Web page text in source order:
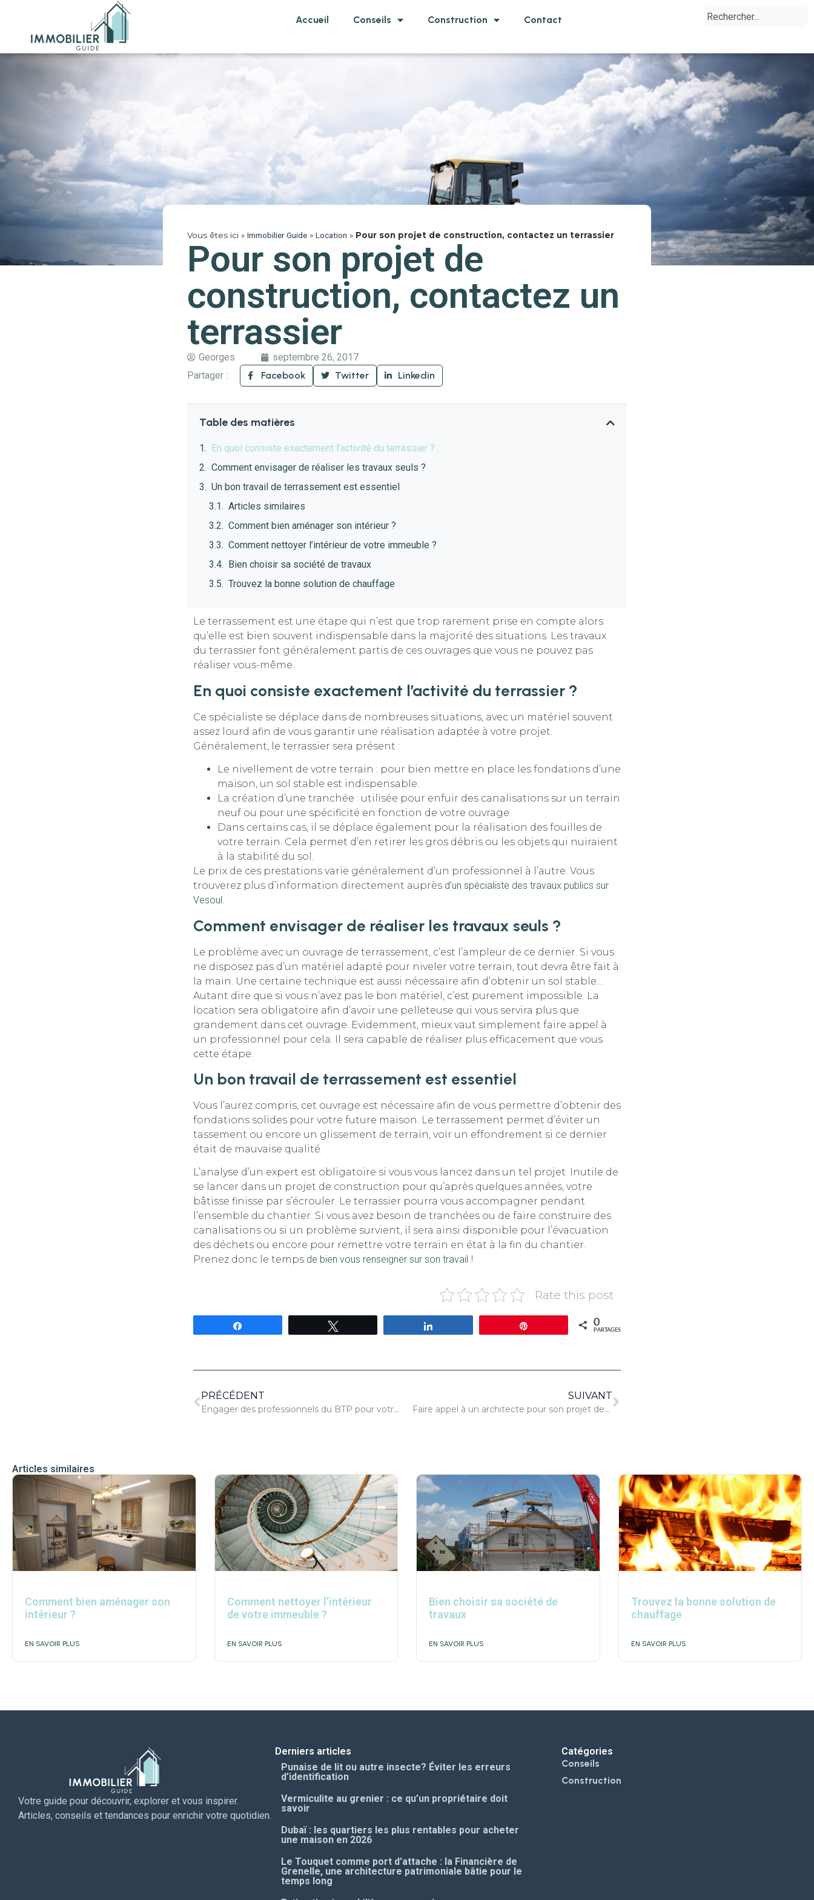
Accueil Conseils Construction Contact
Vous êtes ici » Immobilier Guide» Location » Pour son projet de construction, contactez un terrassier
Pour son projet de
construction, contactez un
terrassier
Georges
septembre 26, 2017
Partager :
Facebook Twitter Linkedin
Table des matières
En quoi consiste exactement l’activité du terrassier ?
Comment envisager de réaliser les travaux seuls ?
Un bon travail de terrassement est essentiel
Articles similaires
Comment bien aménager son intérieur ?
Comment nettoyer l’intérieur de votre immeuble ?
Bien choisir sa société de travaux
Trouvez la bonne solution de chauffage
Le terrassement est une étape qui n’est que trop rarement prise en compte alors
qu’elle est bien souvent indispensable dans la majorité des situations. Les travaux
du terrassier font généralement partis de ces ouvrages que vous ne pouvez pas
réaliser vous-même.
En quoi consiste exactement l’activité du terrassier ?
Ce spécialiste se déplace dans de nombreuses situations, avec un matériel souvent
assez lourd afin de vous garantir une réalisation adaptée à votre projet.
Généralement, le terrassier sera présent :
Le nivellement de votre terrain : pour bien mettre en place les fondations d’une
maison, un sol stable est indispensable.
La création d’une tranchée : utilisée pour enfuir des canalisations sur un terrain
neuf ou pour une spécificité en fonction de votre ouvrage.
Dans certains cas, il se déplace également pour la réalisation des fouilles de
votre terrain. Cela permet d’en retirer les gros débris ou les objets qui nuiraient
à la stabilité du sol.
Le prix de ces prestations varie généralement d’un professionnel à l’autre. Vous
trouverez plus d’information directement auprès d’un spécialiste des travaux publics sur
Vesoul .
Comment envisager de réaliser les travaux seuls ?
Le problème avec un ouvrage de terrassement, c’est l’ampleur de ce dernier. Si vous
ne disposez pas d’un matériel adapté pour niveler votre terrain, tout devra être fait à
la main. Une certaine technique est aussi nécessaire afin d’obtenir un sol stable…
Autant dire que si vous n’avez pas le bon matériel, c’est purement impossible. La
location sera obligatoire afin d’avoir une pelleteuse qui vous servira plus que
grandement dans cet ouvrage. Evidemment, mieux vaut simplement faire appel à
un professionnel pour cela. Il sera capable de réaliser plus efficacement que vous
cette étape.
Un bon travail de terrassement est essentiel
Vous l’aurez compris, cet ouvrage est nécessaire afin de vous permettre d’obtenir des
fondations solides pour votre future maison. Le terrassement permet d’éviter un
tassement ou encore un glissement de terrain, voir un effondrement si ce dernier
était de mauvaise qualité.
L’analyse d’un expert est obligatoire si vous vous lancez dans un tel projet. Inutile de
se lancer dans un projet de construction pour qu’après quelques années, votre
bâtisse finisse par s’écrouler. Le terrassier pourra vous accompagner pendant
l’ensemble du chantier. Si vous avez besoin de tranchées ou de faire construire des
canalisations ou si un problème survient, il sera ainsi disponible pour l’évacuation
des déchets ou encore pour remettre votre terrain en état à la fin du chantier.
Prenez donc le temps de bien vous renseigner sur son travail !
Rate this post
0
PARTAGES
PRÉCÉDENT
Engager des professionnels du BTP pour votre projet
SUIVANT
Faire appel à un architecte pour son projet de construction
Articles similaires
Comment bien aménager son
intérieur ?
EN SAVOIR PLUS
Comment nettoyer l’intérieur
de votre immeuble ?
EN SAVOIR PLUS
Bien choisir sa société de
travaux
EN SAVOIR PLUS
Trouvez la bonne solution de
chauffage
EN SAVOIR PLUS
Votre guide pour découvrir, explorer et vous inspirer.
Articles, conseils et tendances pour enrichir votre quotidien.
Derniers articles
Punaise de lit ou autre insecte? Éviter les erreurs
d’identification
Vermiculite au grenier : ce qu’un propriétaire doit
savoir
Dubaï : les quartiers les plus rentables pour acheter
une maison en 2026
Le Touquet comme port d’attache : la Financière de
Grenelle, une architecture patrimoniale bâtie pour le
temps long
Catégories
Conseils
Construction